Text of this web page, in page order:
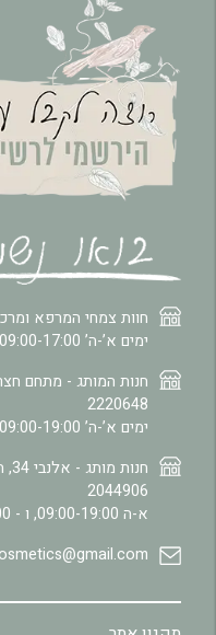
חוות צמחי המרפא
ימים א’-ה’ 09:00-17:00
חנות המותג - מתחם
2220648
ימים א’-ה’ 09:00-19:00 | יום ו’ 09:00-13:00
חנות מותג - אלנבי 34, תל אביב (בתוך מלון ABY) -
2044906
א-ה 09:00-19:00, ו - 10:00-16:00